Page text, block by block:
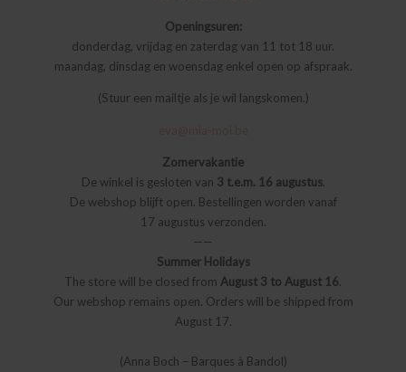
Openingsuren:
donderdag, vrijdag en zaterdag van 11 tot 18 uur.
maandag, dinsdag en woensdag enkel open op afspraak.
(Stuur een mailtje als je wil langskomen.)
Zomervakantie
De winkel is gesloten van 3 t.e.m. 16 augustus.
De webshop blijft open. Bestellingen worden vanaf
17 augustus verzonden.
——
Summer Holidays
The store will be closed from August 3 to August 16.
Our webshop remains open. Orders will be shipped from
August 17.
(Anna Boch – Barques à Bandol)